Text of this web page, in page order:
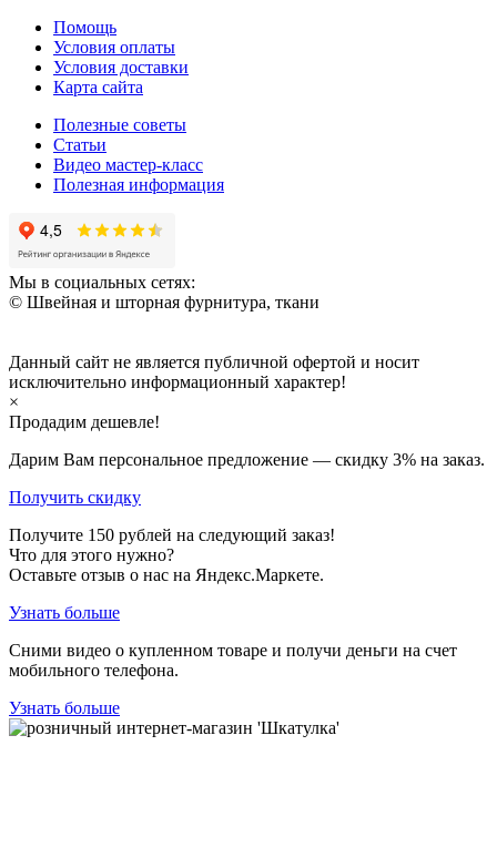
Помощь
Условия оплаты
Условия доставки
Карта сайта
Полезные советы
Статьи
Видео мастер-класс
Полезная информация
Мы в социальных сетях:
© Швейная и шторная фурнитура, ткани
Данный сайт не является публичной офертой и носит
исключительно информационный характер!
×
Продадим дешевле!
Дарим Вам персональное предложение — скидку 3% на заказ.
Получить скидку
Получите 150 рублей на следующий заказ!
Что для этого нужно?
Оставьте отзыв о нас на Яндекс.Маркете.
Узнать больше
Сними видео о купленном товаре и получи деньги на счет
мобильного телефона.
Узнать больше